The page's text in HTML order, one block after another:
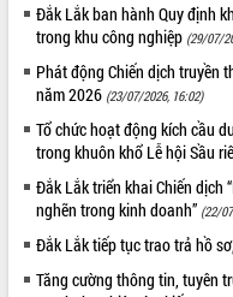
Đắk Lắk ban hành Quy định
trong khu công nghiệp (29/07/
Phát động Chiến dịch truyền
năm 2026 (23/07/2026, 16:02)
Tổ chức hoạt động kích cầu
trong khuôn khổ Lễ hội Sầu
Đắk Lắk triển khai Chiến dịch
nghẽn trong kinh doanh” (22/
Đắk Lắk tiếp tục trao trả hồ
Tăng cường thông tin, tuyên